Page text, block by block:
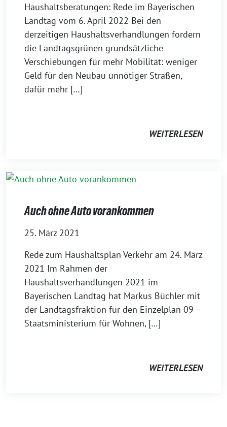
Haushaltsberatungen: Rede im Bayerischen
Landtag vom 6. April 2022 Bei den
derzeitigen Haushaltsverhandlungen fordern
die Landtagsgrünen grundsätzliche
Verschiebungen für mehr Mobilität: weniger
Geld für den Neubau unnötiger Straßen,
dafür mehr […]
WEITERLESEN
Auch ohne Auto vorankommen
25. März 2021
Rede zum Haushaltsplan Verkehr am 24. März
2021 Im Rahmen der
Haushaltsverhandlungen 2021 im
Bayerischen Landtag hat Markus Büchler mit
der Landtagsfraktion für den Einzelplan 09 –
Staatsministerium für Wohnen, […]
WEITERLESEN